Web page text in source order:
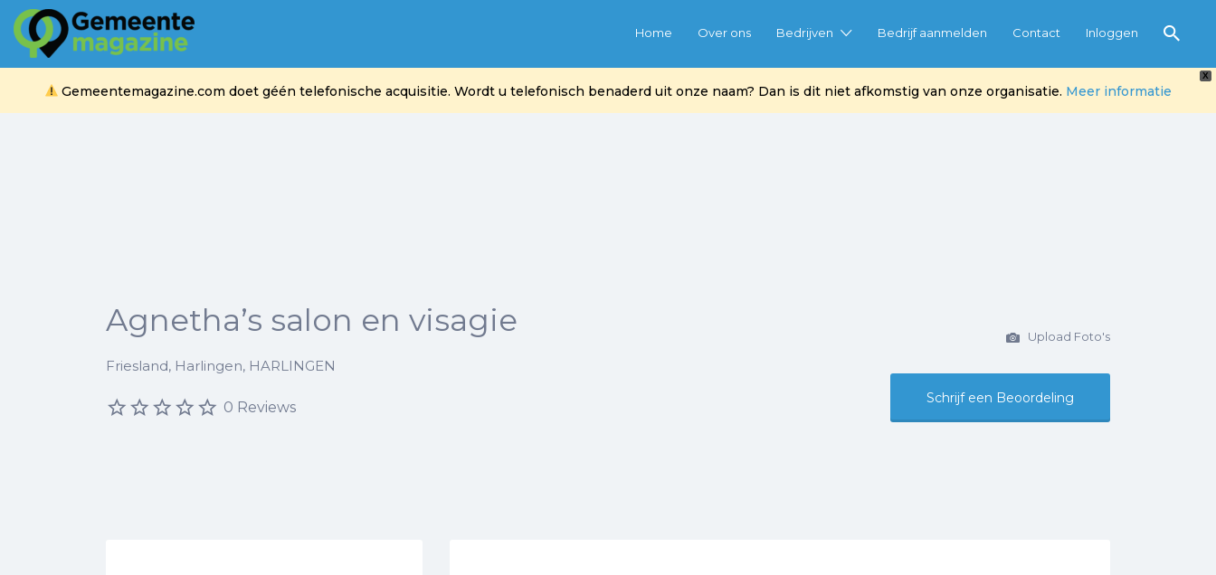
X
Gemeentemagazine.com doet géén telefonische acquisitie. Wordt u telefonisch benaderd uit onze naam? Dan is dit niet afkomstig van onze organisatie. Meer informatie
Home Over ons Bedrijven Bedrijf aanmelden Contact Inloggen
Zoek
naar:
Agnetha’s salon en visagie
Friesland, Harlingen, HARLINGEN
0 Reviews
Upload Foto's
Schrijf een Beoordeling